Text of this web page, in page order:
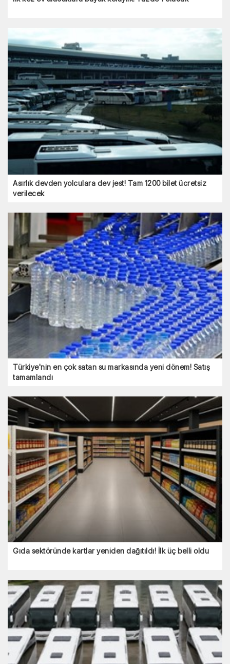
Asırlık devden yolculara dev jest! Tam 1200 bilet ücretsiz
verilecek
Türkiye'nin en çok satan su markasında yeni dönem! Satış
tamamlandı
Gıda sektöründe kartlar yeniden dağıtıldı! İlk üç belli oldu